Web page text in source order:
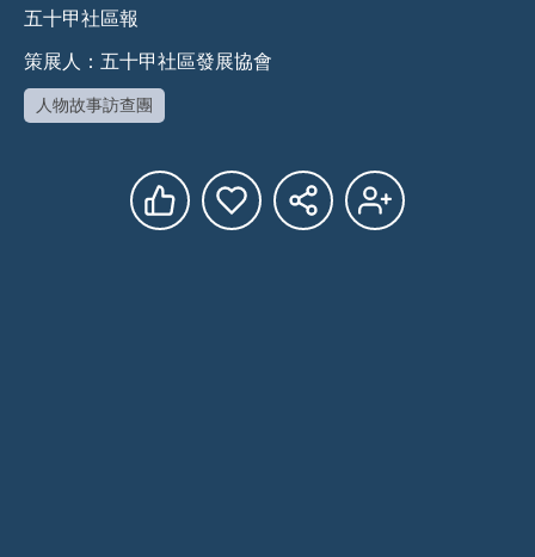
五十甲社區報
策展人：五十甲社區發展協會
人物故事訪查團